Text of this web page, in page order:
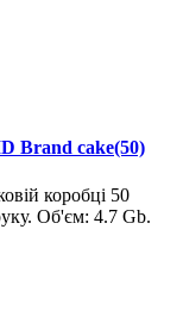
Brand cake(50)
коробці 50
Об'єм: 4.7 Gb.